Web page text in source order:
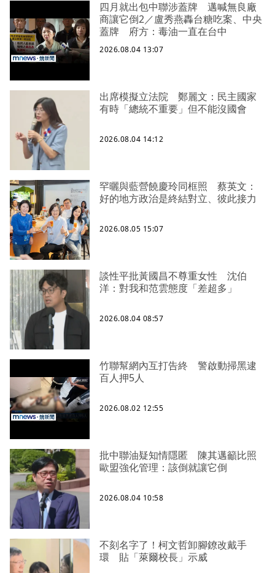
四月就出包中聯涉蓋牌 邁喊無良廠
商讓它倒2／盧秀燕轟台糖吃案、中央
蓋牌 府方：毒油一直在台中
2026.08.04 13:07
出席模擬立法院 鄭麗文：民主國家
有時「總統不重要」但不能沒國會
2026.08.04 14:12
罕曬與藍營饒慶玲同框照 蔡英文：
好的地方政治是終結對立、彼此接力
2026.08.05 15:07
談性平批黃國昌不尊重女性 沈伯
洋：對我和范雲態度「差超多」
2026.08.04 08:57
竹聯幫網內互打告終 警啟動掃黑逮
百人押5人
2026.08.02 12:55
批中聯油疑知情隱匿 陳其邁籲比照
歐盟強化管理：該倒就讓它倒
2026.08.04 10:58
不刻名字了！柯文哲卸腳鐐改戴手
環 貼「萊爾校長」示威